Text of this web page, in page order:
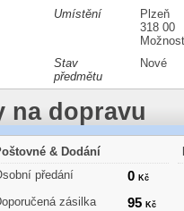
Umístění
Plzeň
318 00
Stav
předmětu
Nové
na dopravu
& Dodání
předání
0 Kč
zásilka 95 Kč